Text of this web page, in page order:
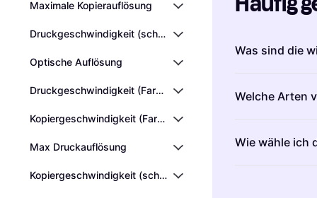
Maximale Kopierauflösung
Druckgeschwindigkeit (schwarz)
Optische Auflösung
Druckgeschwindigkeit (Farbe)
Kopiergeschwindigkeit (Farbe)
Max Druckauflösung
Kopiergeschwindigkeit (schwarz)
Was sind die
Papier
Druckqualität,
Druckqualität
kannst.
Welche Arten
Tintenstrahl-
eignen sich
Wie wähle ich